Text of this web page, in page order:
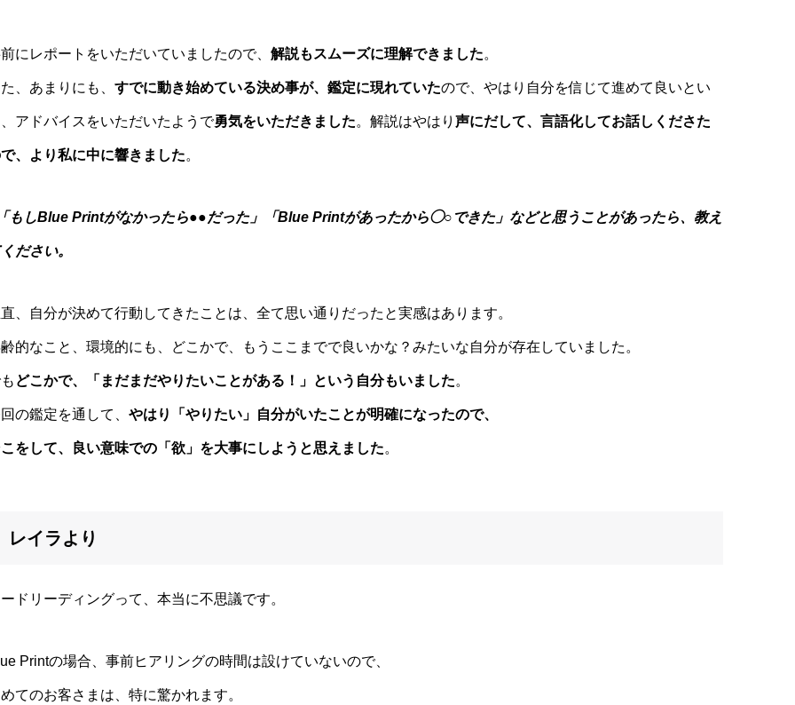
にレポートをいただいていましたので、 解説もスムーズに理解できました。
、あまりにも、 すでに動き始めている決め事が、 鑑定に現れていたので、やはり自分を信じて進めて良いとい
ア ドバイスをいただいたようで勇気をいただきました。解説はやはり 声にだして、言語化してお話しくださた
、より私に中に響きま した。
もしBlue Printがなかったら●●だった」「Blue Printがあったから◯○できた」などと思うことがあったら、 教え
ださい。
、自分が決めて行動してきたことは、全て思い通りだったと実感はあります。
的なこと、環境的にも、どこかで、 もうここまでで良いかな？みたいな自分が存在していました。
どこかで、「まだまだやりたいことがある！」 という自分もいました。
の鑑定を通して、 やはり「やりたい」自分がいたことが明確になったので、
をして、良い意味での「欲」を大事にしようと思えました。
レイラより
ドリーディングって、本当に不思議です。
Printの場合、事前ヒアリングの時間は設けていないので、
てのお客さまは、特に驚かれます。